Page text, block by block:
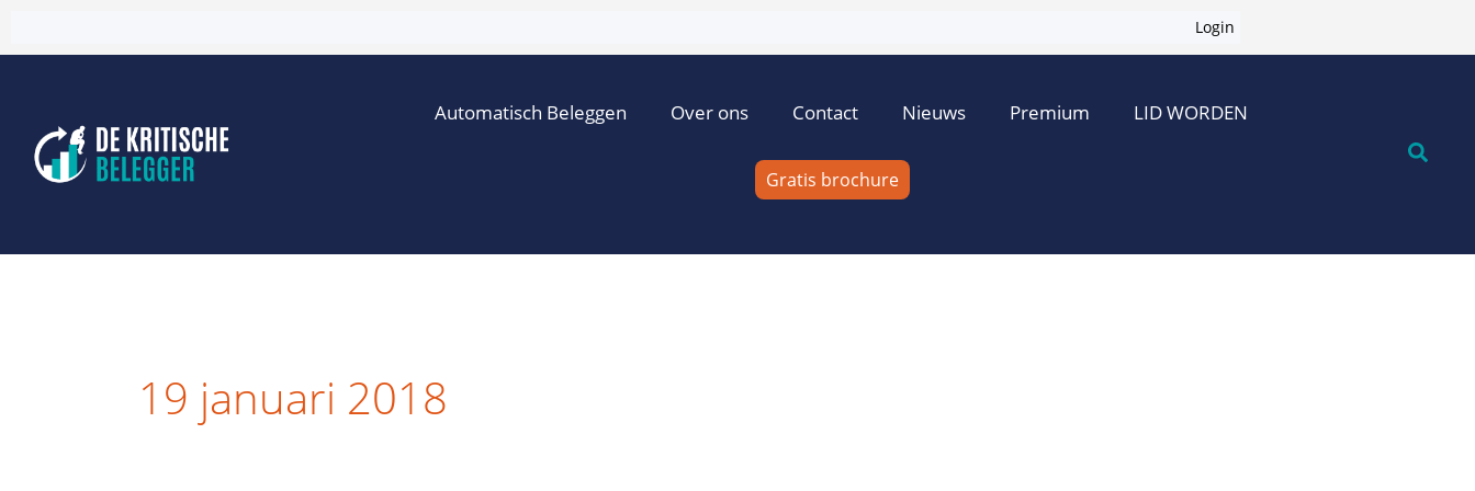
naar
inhoud
Login
Automatisch Beleggen Over ons Contact Nieuws Premium LID WORDEN
Gratis brochure
19 januari 2018